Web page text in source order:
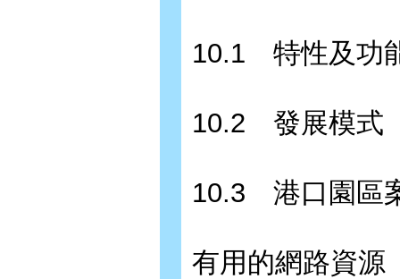
10.1 特性及功
10.2 發展模式
10.3 港口園區
有用的網路資源